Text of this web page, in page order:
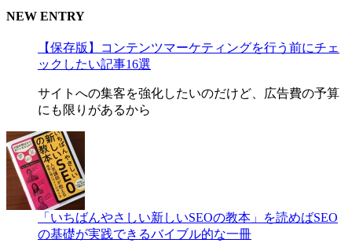
NEW ENTRY
【保存版】コンテンツマーケティングを行う前にチェ
ックしたい記事16選
サイトへの集客を強化したいのだけど、広告費の予算
にも限りがあるから
「いちばんやさしい新しいSEOの教本」を読めばSEO
の基礎が実践できるバイブル的な一冊